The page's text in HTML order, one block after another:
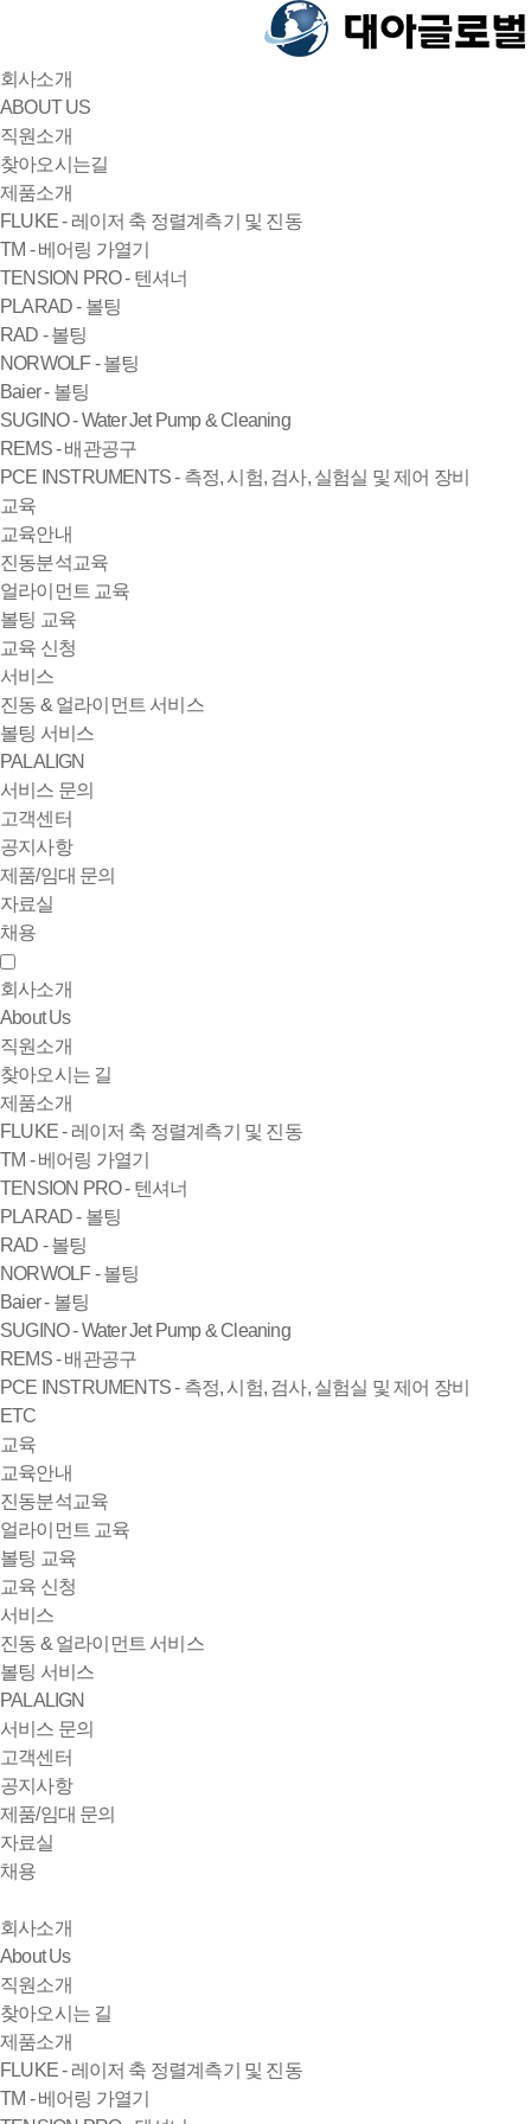
회사소개
ABOUT US
직원소개
찾아오시는길
제품소개
FLUKE - 레이저 축 정렬계측기 및 진동
TM - 베어링 가열기
TENSION PRO - 텐셔너
PLARAD - 볼팅
RAD - 볼팅
NORWOLF - 볼팅
Baier - 볼팅
SUGINO - Water Jet Pump & Cleaning
REMS - 배관공구
PCE INSTRUMENTS - 측정, 시험, 검사, 실험실 및 제어 장비
교육
교육안내
진동분석교육
얼라이먼트 교육
볼팅 교육
교육 신청
서비스
진동 & 얼라이먼트 서비스
볼팅 서비스
PALALIGN
서비스 문의
고객센터
공지사항
제품/임대 문의
자료실
채용
회사소개
About Us
직원소개
찾아오시는 길
제품소개
FLUKE - 레이저 축 정렬계측기 및 진동
TM - 베어링 가열기
TENSION PRO - 텐셔너
PLARAD - 볼팅
RAD - 볼팅
NORWOLF - 볼팅
Baier - 볼팅
SUGINO - Water Jet Pump & Cleaning
REMS - 배관공구
PCE INSTRUMENTS - 측정, 시험, 검사, 실험실 및 제어 장비
ETC
교육
교육안내
진동분석교육
얼라이먼트 교육
볼팅 교육
교육 신청
서비스
진동 & 얼라이먼트 서비스
볼팅 서비스
PALALIGN
서비스 문의
고객센터
공지사항
제품/임대 문의
자료실
채용
회사소개
About Us
직원소개
찾아오시는 길
제품소개
FLUKE - 레이저 축 정렬계측기 및 진동
TM - 베어링 가열기